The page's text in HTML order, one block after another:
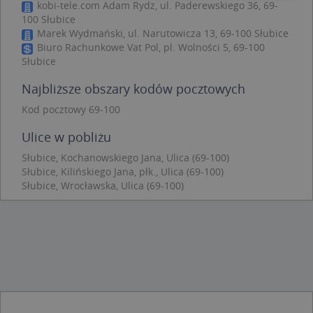
kobi-tele.com Adam Rydz, ul. Paderewskiego 36, 69-
100 Słubice
Marek Wydmański, ul. Narutowicza 13, 69-100 Słubice
Biuro Rachunkowe Vat Pol, pl. Wolności 5, 69-100
Słubice
Najbliższe obszary kodów pocztowych
Kod pocztowy 69-100
Ulice w pobliżu
Słubice, Kochanowskiego Jana, Ulica (69-100)
Słubice, Kilińskiego Jana, płk., Ulica (69-100)
Słubice, Wrocławska, Ulica (69-100)
Niezbędne
Funkcjonalność
Niesklasyfikowane
jak logowanie użytkownika i zarządzanie kontem.
prawidłowo korzystać ze strony internetowej.
Nazwa
APPSESSID .targeo.pl
CookieScriptConsent
CookieScript
to